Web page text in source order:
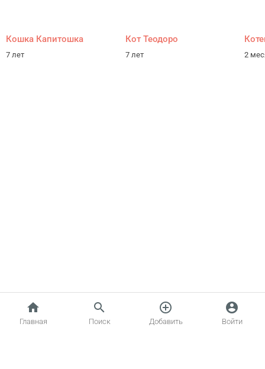
Кошка Капитошка
7 лет
Кот Теодоро
7 лет 2
home
Главная
search
Поиск
add_circle_outline
Добавить
account_circle
Войти